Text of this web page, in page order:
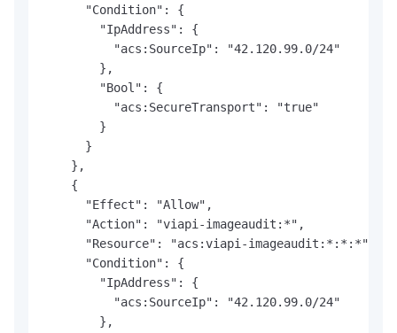
      "Condition": {
        "IpAddress": {
          "acs:SourceIp": "42.120.99.0/24"
        },
        "Bool": {
          "acs:SecureTransport": "true"
        }
      }
    },
    {
      "Effect": "Allow",
      "Action": "viapi-imageaudit:*",
      "Resource": "acs:viapi-imageaudit:*:*:*",
      "Condition": {
        "IpAddress": {
          "acs:SourceIp": "42.120.99.0/24"
        },